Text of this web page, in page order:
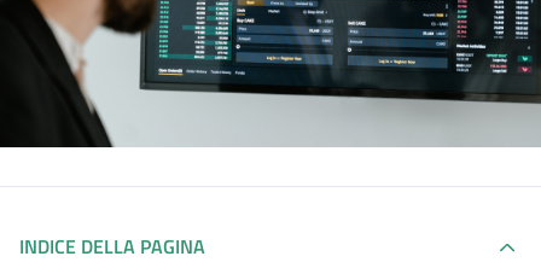
INDICE DELLA PAGINA